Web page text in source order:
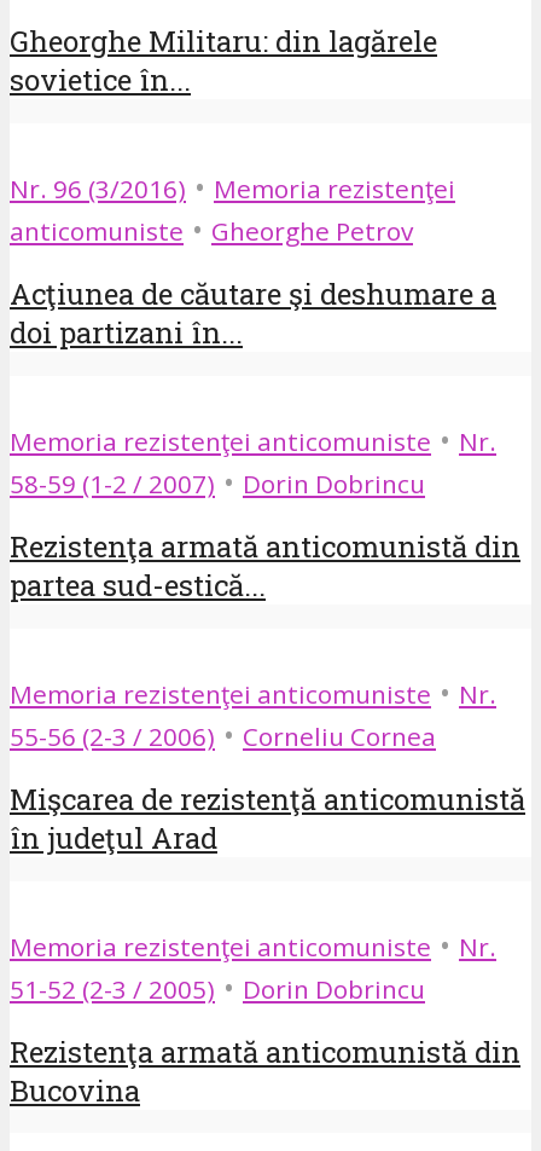
Gheorghe Militaru: din lagărele
sovietice în...
Nr. 96 (3/2016) • Memoria rezistenţei
anticomuniste • Gheorghe Petrov
Acţiunea de căutare şi deshumare a
doi partizani în...
Memoria rezistenţei anticomuniste • Nr.
58-59 (1-2 / 2007) • Dorin Dobrincu
Rezistenţa armată anticomunistă din
partea sud-estică...
Memoria rezistenţei anticomuniste • Nr.
55-56 (2-3 / 2006) • Corneliu Cornea
Mişcarea de rezistenţă anticomunistă
în judeţul Arad
Memoria rezistenţei anticomuniste • Nr.
51-52 (2-3 / 2005) • Dorin Dobrincu
Rezistenţa armată anticomunistă din
Bucovina